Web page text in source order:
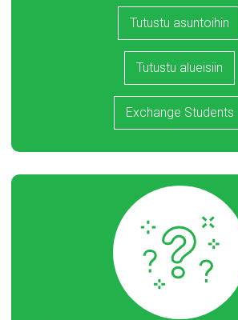
Tutustu asuntoihin
Tutustu alueisiin
Exchange Students